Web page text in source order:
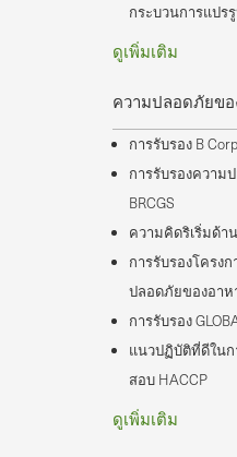
กระบวนการแปร
ดูเพิ่มเติม
ความปลอดภัยขอ
การรับรอง B Corp
การรับรองความ
BRCGS
ความคิดริเริ่มด้า
การรับรองโครง
ปลอดภัยของอาห
การรับรอง
แนวปฏิบัติที่ดีในก
สอบ HACCP
ดูเพิ่มเติม